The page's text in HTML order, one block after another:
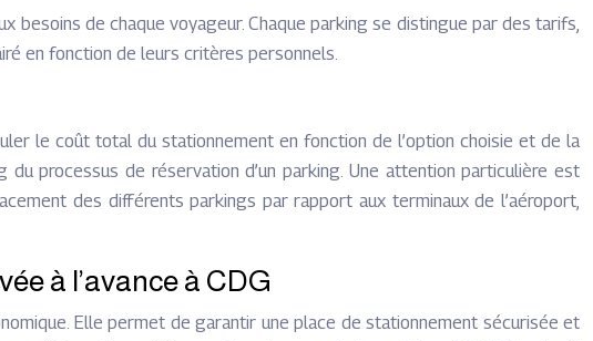
besoins de chaque voyageur. Chaque parking se distingue par des tarifs,
en fonction de leurs critères personnels.
le coût total du stationnement en fonction de l’option choisie et de la
processus de réservation d’un parking. Une attention particulière est
des différents parkings par rapport aux terminaux de l’aéroport,
à l’avance à CDG
Elle permet de garantir une place de stationnement sécurisée et